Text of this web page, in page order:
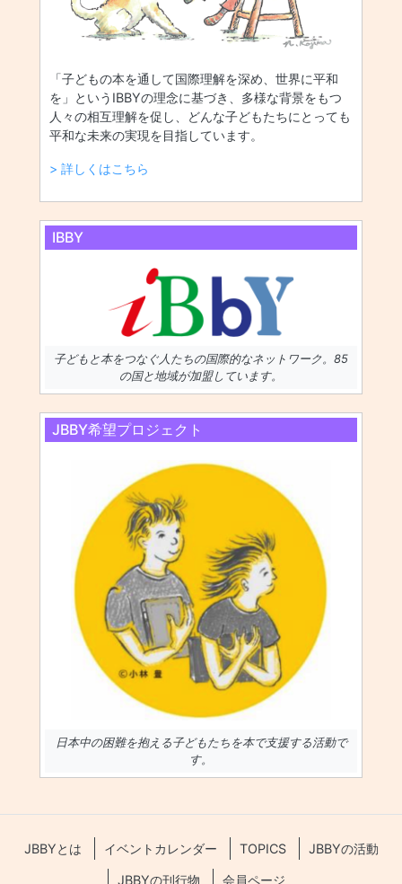
「子どもの本を通して国際理解を深め、世界に平和
を」というIBBYの理念に基づき、多様な背景をもつ
人々の相互理解を促し、どんな子どもたちにとっても
平和な未来の実現を目指しています。
> 詳しくはこちら
IBBY
子どもと本をつなぐ人たちの国際的なネットワーク。85
の国と地域が加盟しています。
JBBY希望プロジェクト
日本中の困難を抱える子どもたちを本で支援する活動で
す。
JBBYとは イベントカレンダー TOPICS JBBYの活動
JBBYの刊行物 会員ページ